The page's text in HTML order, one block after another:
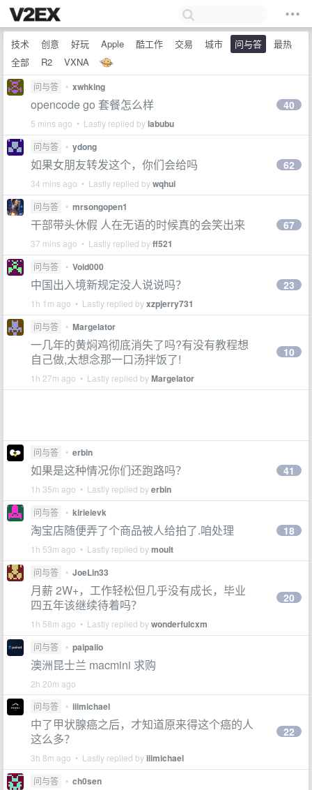
技术 创意 好玩 Apple 酷工作 交易 城市 问与答
最热
全部
R2 VXNA
问与答 • xwhking
opencode go 套餐怎么样
5 mins ago • Lastly replied bylabubu
40
问与答 • ydong
如果女朋友转发这个，你们会给吗
34 mins ago • Lastly replied bywqhui
62
问与答 • mrsongopen1
干部带头休假 人在无语的时候真的会笑出来
37 mins ago • Lastly replied byff521
67
问与答 • Void000
中国出入境新规定没人说说吗？
1h 1m ago • Lastly replied byxzpjerry731
23
问与答 • Margelator
一几年的黄焖鸡彻底消失了吗?有没有教程想
自己做,太想念那一口汤拌饭了!
1h 27m ago • Lastly replied byMargelator
10
问与答 • erbin
如果是这种情况你们还跑路吗？
1h 35m ago • Lastly replied byerbin
41
问与答 • kirieievk
淘宝店随便弄了个商品被人给拍了.咱处理
1h 53m ago • Lastly replied bymoult
18
问与答 • JoeLin33
月薪 2W+，工作轻松但几乎没有成长，毕业
四五年该继续待着吗？
1h 58m ago • Lastly replied bywonderfulcxm
20
问与答 • paipaiio
澳洲昆士兰 macmini 求购
2h 20m ago
问与答
• iiimichael
中了甲状腺癌之后，才知道原来得这个癌的人
这么多？
3h 8m ago • Lastly replied byiiimichael
22
问与答 • ch0sen